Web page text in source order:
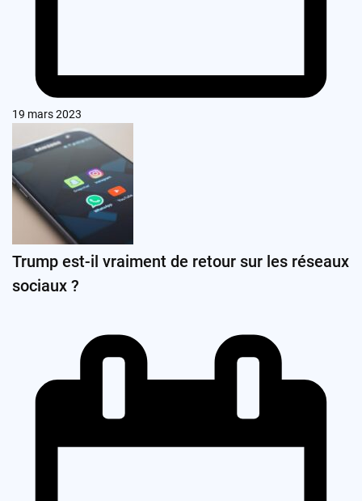
19 mars 2023
Trump est-il vraiment de retour sur les réseaux
sociaux ?